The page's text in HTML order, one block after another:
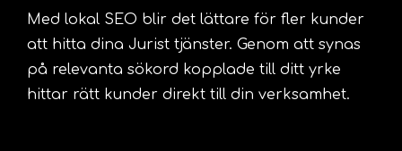
Med lokal SEO blir det lättare för fler kunder
att hitta dina Jurist tjänster. Genom att synas
på relevanta sökord kopplade till ditt yrke
hittar rätt kunder direkt till din verksamhet.